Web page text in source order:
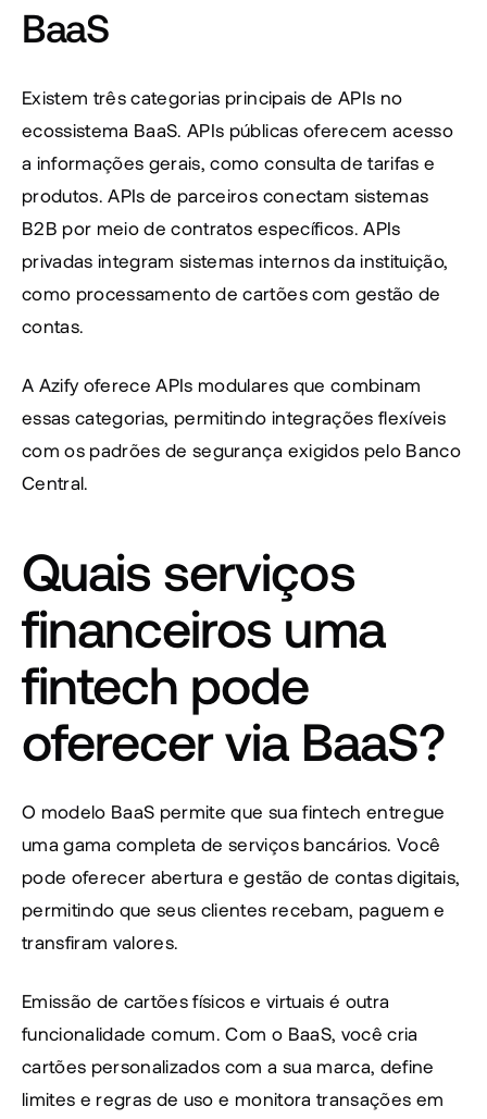
BaaS
Existem três categorias principais de APIs no
ecossistema BaaS. APIs públicas oferecem acesso
a informações gerais, como consulta de tarifas e
produtos. APIs de parceiros conectam sistemas
B2B por meio de contratos específicos. APIs
privadas integram sistemas internos da instituição,
como processamento de cartões com gestão de
contas.
A Azify oferece APIs modulares que combinam
essas categorias, permitindo integrações flexíveis
com os padrões de segurança exigidos pelo Banco
Central.
Quais serviços
financeiros uma
fintech pode
oferecer via BaaS?
O modelo BaaS permite que sua fintech entregue
uma gama completa de serviços bancários. Você
pode oferecer abertura e gestão de contas digitais,
permitindo que seus clientes recebam, paguem e
transfiram valores.
Emissão de cartões físicos e virtuais é outra
funcionalidade comum. Com o BaaS, você cria
cartões personalizados com a sua marca, define
limites e regras de uso e monitora transações em